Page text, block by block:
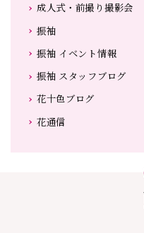
成人式・前撮り撮影会
振袖
振袖 イベント情報
振袖 スタッフブログ
花十色ブログ
花通信